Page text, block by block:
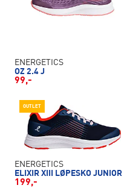
ENERGETICS
OZ 2.4 J
99,-
OUTLET
ENERGETICS
ELIXIR XIII LØPESKO JUNIOR
199,-